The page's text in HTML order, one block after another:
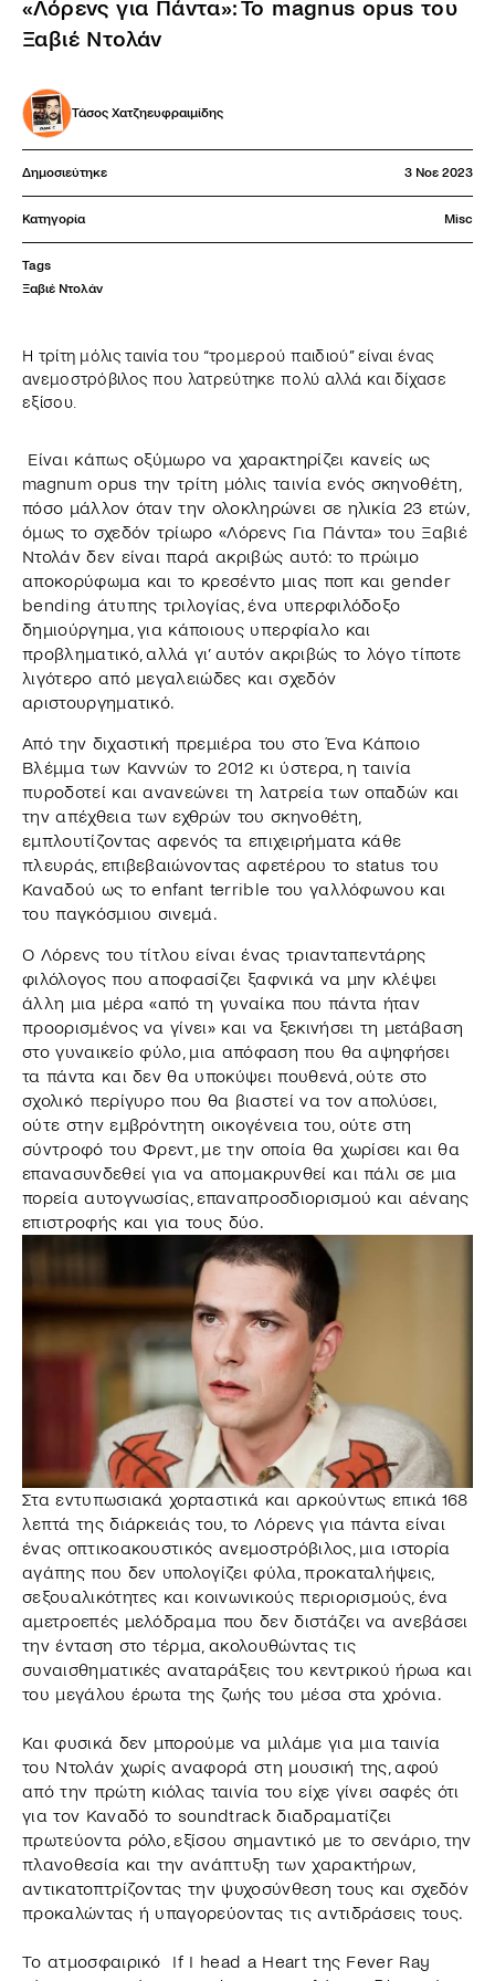
«Λόρενς για Πάντα»: Το magnus opus του
Ξαβιέ Ντολάν
Τάσος Χατζηευφραιμίδης
Δημοσιεύτηκε 3 Νοε 2023
Κατηγορία Misc
Tags
Ξαβιέ Ντολάν
Η τρίτη μόλις ταινία του “τρομερού παιδιού” είναι ένας
ανεμοστρόβιλος που λατρεύτηκε πολύ αλλά και δίχασε
εξίσου.
Είναι κάπως οξύμωρο να χαρακτηρίζει κανείς ως
magnum opus την τρίτη μόλις ταινία ενός σκηνοθέτη,
πόσο μάλλον όταν την ολοκληρώνει σε ηλικία 23 ετών,
όμως το σχεδόν τρίωρο «Λόρενς Για Πάντα» του Ξαβιέ
Ντολάν δεν είναι παρά ακριβώς αυτό: το πρώιμο
αποκορύφωμα και το κρεσέντο μιας ποπ και gender
bending άτυπης τριλογίας, ένα υπερφιλόδοξο
δημιούργημα, για κάποιους υπερφίαλο και
προβληματικό, αλλά γι’ αυτόν ακριβώς το λόγο τίποτε
λιγότερο από μεγαλειώδες και σχεδόν
αριστουργηματικό.
Από την διχαστική πρεμιέρα του στο Ένα Κάποιο
Βλέμμα των Καννών το 2012 κι ύστερα, η ταινία
πυροδοτεί και ανανεώνει τη λατρεία των οπαδών και
την απέχθεια των εχθρών του σκηνοθέτη,
εμπλουτίζοντας αφενός τα επιχειρήματα κάθε
πλευράς, επιβεβαιώνοντας αφετέρου το status του
Καναδού ως το enfant terrible του γαλλόφωνου και
του παγκόσμιου σινεμά.
Ο Λόρενς του τίτλου είναι ένας τριανταπεντάρης
φιλόλογος που αποφασίζει ξαφνικά να μην κλέψει
άλλη μια μέρα «από τη γυναίκα που πάντα ήταν
προορισμένος να γίνει» και να ξεκινήσει τη μετάβαση
στο γυναικείο φύλο, μια απόφαση που θα αψηφήσει
τα πάντα και δεν θα υποκύψει πουθενά, ούτε στο
σχολικό περίγυρο που θα βιαστεί να τον απολύσει,
ούτε στην εμβρόντητη οικογένεια του, ούτε στη
σύντροφό του Φρεντ, με την οποία θα χωρίσει και θα
επανασυνδεθεί για να απομακρυνθεί και πάλι σε μια
πορεία αυτογνωσίας, επαναπροσδιορισμού και αέναης
επιστροφής και για τους δύο.
Στα εντυπωσιακά χορταστικά και αρκούντως επικά 168
λεπτά της διάρκειάς του, το Λόρενς για πάντα είναι
ένας οπτικοακουστικός ανεμοστρόβιλος, μια ιστορία
αγάπης που δεν υπολογίζει φύλα, προκαταλήψεις,
σεξουαλικότητες και κοινωνικούς περιορισμούς, ένα
αμετροεπές μελόδραμα που δεν διστάζει να ανεβάσει
την ένταση στο τέρμα, ακολουθώντας τις
συναισθηματικές αναταράξεις του κεντρικού ήρωα και
του μεγάλου έρωτα της ζωής του μέσα στα χρόνια.
Και φυσικά δεν μπορούμε να μιλάμε για μια ταινία
του Ντολάν χωρίς αναφορά στη μουσική της, αφού
από την πρώτη κιόλας ταινία του είχε γίνει σαφές ότι
για τον Καναδό το soundtrack διαδραματίζει
πρωτεύοντα ρόλο, εξίσου σημαντικό με το σενάριο, την
πλανοθεσία και την ανάπτυξη των χαρακτήρων,
αντικατοπτρίζοντας την ψυχοσύνθεση τους και σχεδόν
προκαλώντας ή υπαγορεύοντας τις αντιδράσεις τους.
Το ατμοσφαιρικό If I head a Heart της Fever Ray